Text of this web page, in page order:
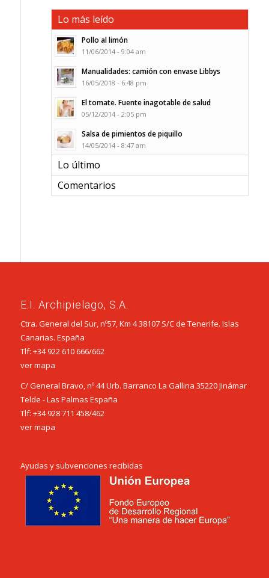
Lo más leído
Pollo al limón
11/06/2014 - 9:04 am
Manualidades: camión con envase Libbys
16/05/2018 - 6:48 pm
El tomate. Fuente inagotable de salud
05/12/2014 - 2:05 pm
Salsa de pimientos de piquillo
14/05/2014 - 8:47 am
Lo último
Comentarios
E.I. Archipielago, S.A.
Ctra. General del Sur, nº57, Km 4 38107 S/C de Tenerife. Islas
Canarias. España
Tlf: +34 922 610 666/662
ver mapa
C/ General Bravo, nº 44 Urb. Barranco La Gallina 35220 Jinámar
Telde - Las Palmas España
Tlf: +34 928 711 458/462
ver mapa
Ayudas y subvenciones recibidas